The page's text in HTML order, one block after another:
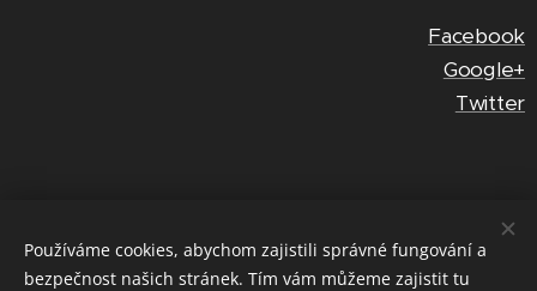
Facebook
Google+
Twitter
Používáme cookies, abychom zajistili správné fungování a
bezpečnost našich stránek. Tím vám můžeme zajistit tu